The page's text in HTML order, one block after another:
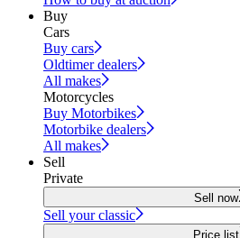
Buy
Cars
Buy cars
Oldtimer dealers
All makes
Motorcycles
Buy Motorbikes
Motorbike dealers
All makes
Sell
Private
Sell now
Sell your classic
Price list